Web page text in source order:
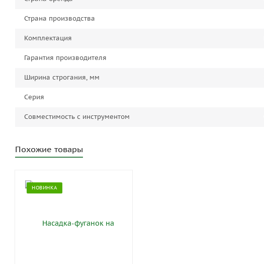
Страна производства
Комплектация
Гарантия производителя
Ширина строгания, мм
Серия
Совместимость с инструментом
Похожие товары
НОВИНКА